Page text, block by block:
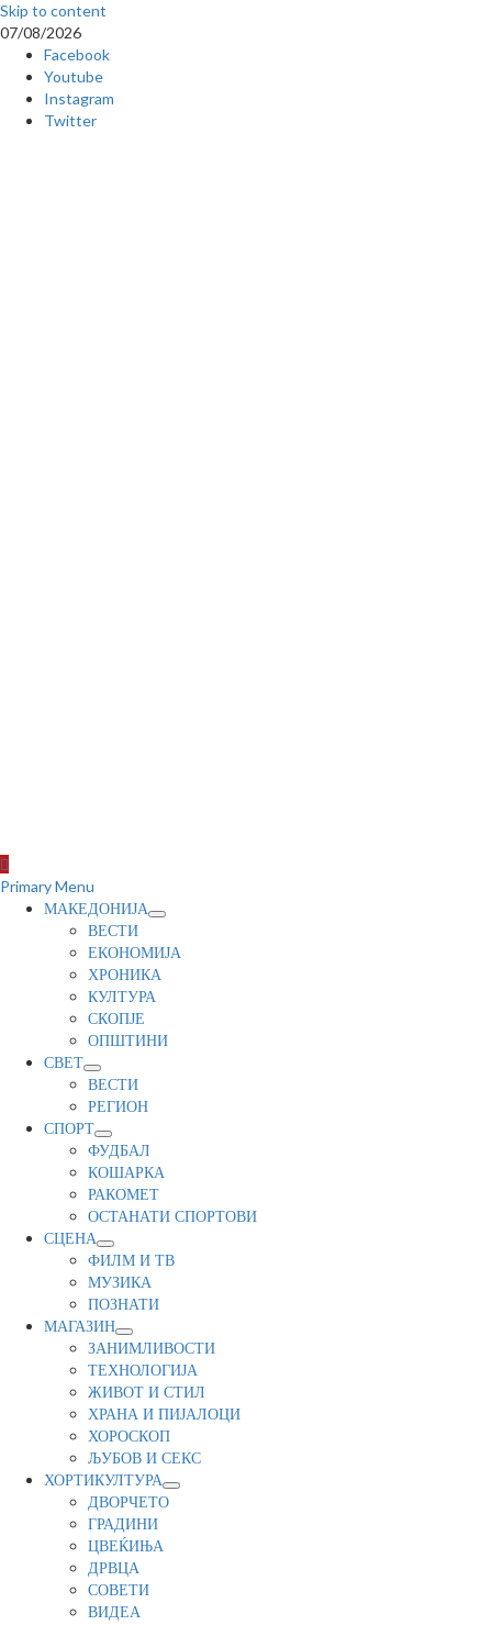
Skip to content
07/08/2026
Facebook
Youtube
Instagram
Twitter
Primary Menu
МАКЕДОНИЈА
ВЕСТИ
ЕКОНОМИЈА
ХРОНИКА
КУЛТУРА
СКОПЈЕ
ОПШТИНИ
СВЕТ
ВЕСТИ
РЕГИОН
СПОРТ
ФУДБАЛ
КОШАРКА
РАКОМЕТ
ОСТАНАТИ СПОРТОВИ
СЦЕНА
ФИЛМ И ТВ
МУЗИКА
ПОЗНАТИ
МАГАЗИН
ЗАНИМЛИВОСТИ
ТЕХНОЛОГИЈА
ЖИВОТ И СТИЛ
ХРАНА И ПИЈАЛОЦИ
ХОРОСКОП
ЉУБОВ И СЕКС
ХОРТИКУЛТУРА
ДВОРЧЕТО
ГРАДИНИ
ЦВЕЌИЊА
ДРВЦА
СОВЕТИ
ВИДЕА